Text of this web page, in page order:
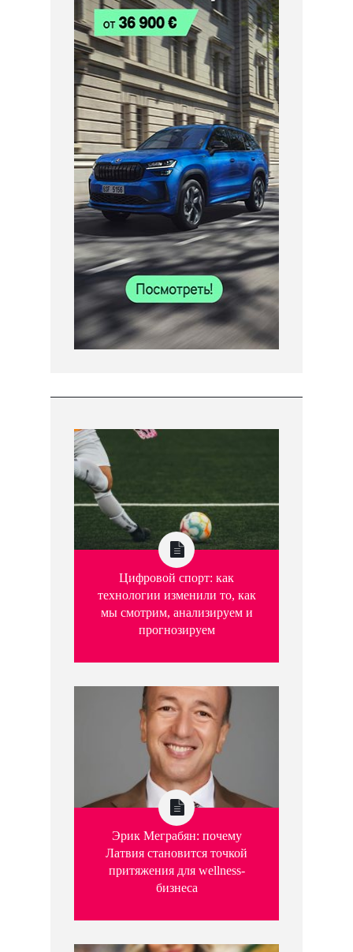
Цифровой спорт: как
технологии изменили то, как
мы смотрим, анализируем и
прогнозируем
Эрик Меграбян: почему
Латвия становится точкой
притяжения для wellness-
бизнеса